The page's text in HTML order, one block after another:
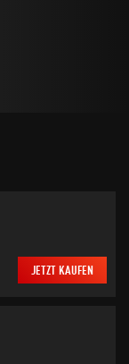
JETZT KAUFEN